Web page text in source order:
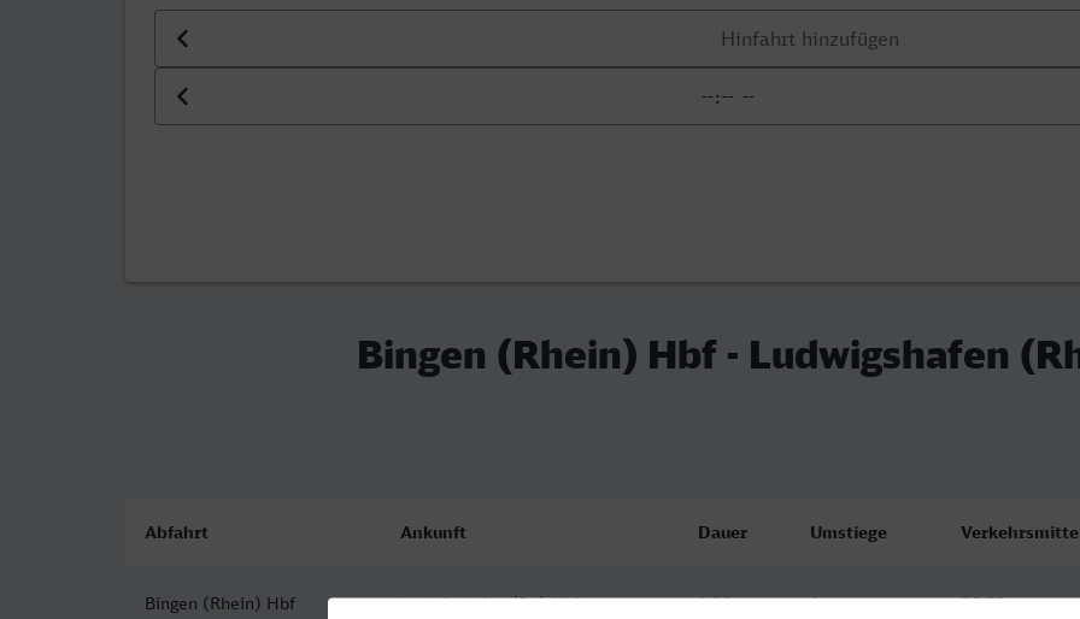
Datum der Hinfahrt
Uhrzeit der Hinfahrt
Bingen (Rhein) Hbf - Ludwigshafen
Abfahrt Ankunft Dauer Umstiege
Bingen (Rhein) Hbf
Ludwigshafen (Rh) Hbf
1:29 1 RE,TR